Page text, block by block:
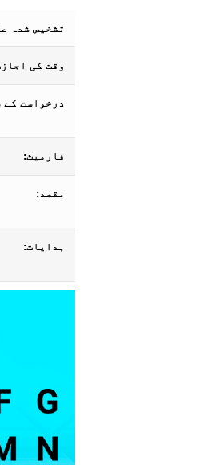
تشخیص شدہ
وقت کی
درخواست کے
فارمیٹ:
مقصد:
ہدایات: